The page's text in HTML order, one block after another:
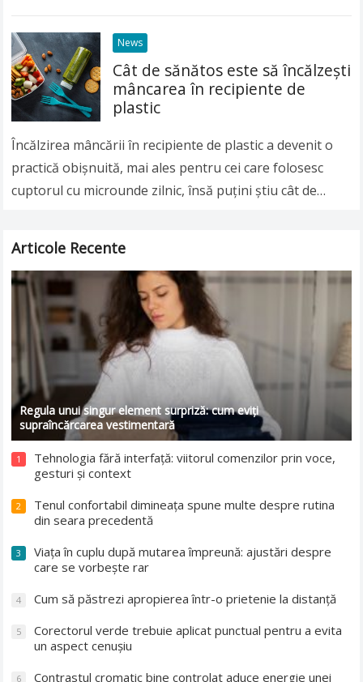
News
Cât de sănătos este să încălzeşti
mâncarea în recipiente de
plastic
Încălzirea mâncării în recipiente de plastic a devenit o
practică obişnuită, mai ales pentru cei care folosesc
cuptorul cu microunde zilnic, însă puţini ştiu cât de
Articole Recente
Regula unui singur element surpriză: cum eviți
supraîncărcarea vestimentară
1
Tehnologia fără interfață: viitorul comenzilor prin voce,
gesturi și context
2
Tenul confortabil dimineața spune multe despre rutina
din seara precedentă
3
Viața în cuplu după mutarea împreună: ajustări despre
care se vorbește rar
4 Cum să păstrezi apropierea într-o prietenie la distanță
5
Corectorul verde trebuie aplicat punctual pentru a evita
un aspect cenușiu
6 Contrastul cromatic bine controlat aduce energie unei